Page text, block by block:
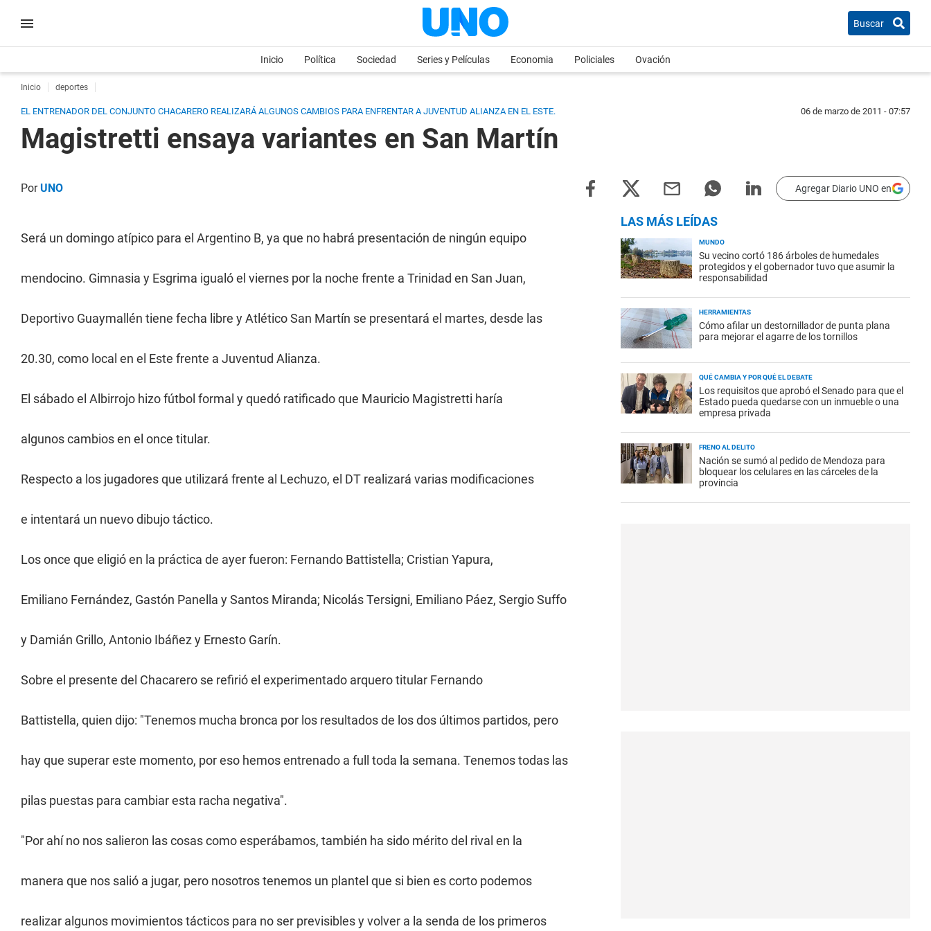
Buscar
Inicio Política Sociedad Series y Películas Economia Policiales Ovación
Inicio deportes
EL ENTRENADOR DEL CONJUNTO CHACARERO REALIZARÁ ALGUNOS CAMBIOS PARA ENFRENTAR A JUVENTUD ALIANZA EN EL ESTE. 06 de marzo de 2011 - 07:57
Magistretti ensaya variantes en San Martín
PorUNO Agregar Diario UNO en
Será un domingo atípico para el Argentino B, ya que no habrá presentación de ningún equipo
mendocino. Gimnasia y Esgrima igualó el viernes por la noche frente a Trinidad en San Juan,
Deportivo Guaymallén tiene fecha libre y Atlético San Martín se presentará el martes, desde las
20.30, como local en el Este frente a Juventud Alianza.
El sábado el Albirrojo hizo fútbol formal y quedó ratificado que Mauricio Magistretti haría
algunos cambios en el once titular.
Respecto a los jugadores que utilizará frente al Lechuzo, el DT realizará varias modificaciones
e intentará un nuevo dibujo táctico.
Los once que eligió en la práctica de ayer fueron: Fernando Battistella; Cristian Yapura,
Emiliano Fernández, Gastón Panella y Santos Miranda; Nicolás Tersigni, Emiliano Páez, Sergio Suffo
y Damián Grillo, Antonio Ibáñez y Ernesto Garín.
Sobre el presente del Chacarero se refirió el experimentado arquero titular Fernando
Battistella, quien dijo: "Tenemos mucha bronca por los resultados de los dos últimos partidos, pero
hay que superar este momento, por eso hemos entrenado a full toda la semana. Tenemos todas las
pilas puestas para cambiar esta racha negativa".
"Por ahí no nos salieron las cosas como esperábamos, también ha sido mérito del rival en la
manera que nos salió a jugar, pero nosotros tenemos un plantel que si bien es corto podemos
realizar algunos movimientos tácticos para no ser previsibles y volver a la senda de los primeros
LAS MÁS LEÍDAS
MUNDO
Su vecino cortó 186 árboles de humedales
protegidos y el gobernador tuvo que asumir la
responsabilidad
HERRAMIENTAS
Cómo afilar un destornillador de punta plana
para mejorar el agarre de los tornillos
QUÉ CAMBIA Y POR QUÉ EL DEBATE
Los requisitos que aprobó el Senado para que el
Estado pueda quedarse con un inmueble o una
empresa privada
FRENO AL DELITO
Nación se sumó al pedido de Mendoza para
bloquear los celulares en las cárceles de la
provincia